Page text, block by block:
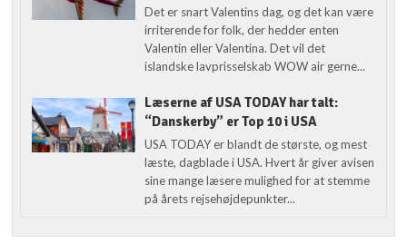
Det er snart Valentins dag, og det kan være
irriterende for folk, der hedder enten
Valentin eller Valentina. Det vil det
islandske lavprisselskab WOW air gerne...
Læserne af USA TODAY har talt:
“Danskerby” er Top 10 i USA
USA TODAY er blandt de største, og mest
læste, dagblade i USA. Hvert år giver avisen
sine mange læsere mulighed for at stemme
på årets rejsehøjdepunkter...